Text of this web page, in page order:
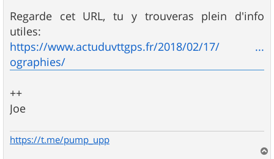
g
e
Regarde cet URL, tu y trouveras plein d'info
utiles:
https://www.actuduvttgps.fr/2018/02/17/ ...
ographies/
++
Joe
https://t.me/pump_upp